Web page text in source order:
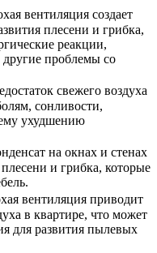
вентиляция создает
плесени и грибка,
реакции,
другие проблемы со
свежего воздуха
сонливости,
ухудшению
на окнах и стенах
и грибка, которые
вентиляция приводит
в квартире, что может
для развития пылевых